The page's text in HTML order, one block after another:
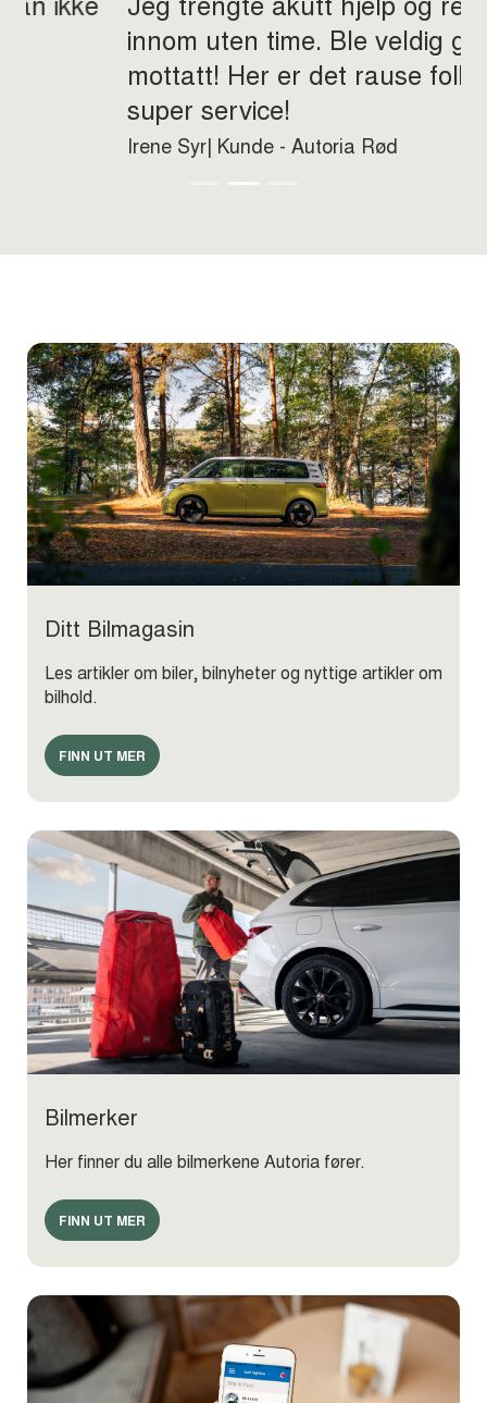
innom uten time. Ble veldig godt
Her er det rause folk, og
super service!
Irene Syr| Kunde - Autoria Rød
Ditt Bilmagasin
Les artikler om biler, bilnyheter og nyttige artikler om
bilhold.
FINN UT MER
Bilmerker
Her finner du alle bilmerkene Autoria fører.
FINN UT MER